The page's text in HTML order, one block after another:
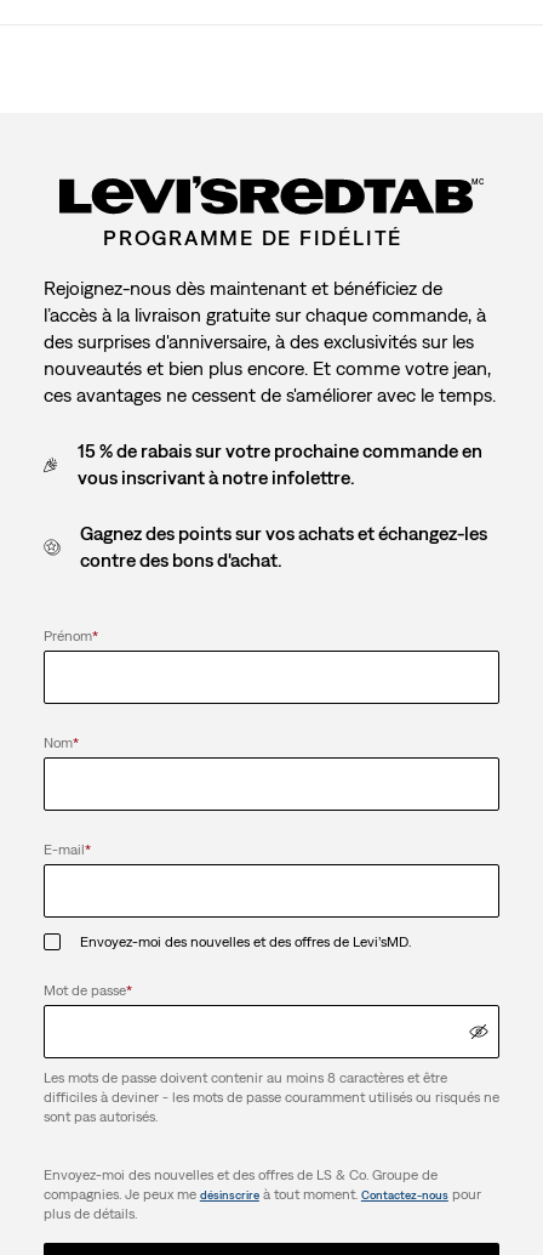
PROGRAMME DE FIDÉLITÉ
MC
Rejoignez-nous dès maintenant et bénéficiez de
l’accès à la livraison gratuite sur chaque commande, à
des surprises d'anniversaire, à des exclusivités sur les
nouveautés et bien plus encore. Et comme votre jean,
ces avantages ne cessent de s'améliorer avec le temps.
15 % de rabais sur votre prochaine commande en
vous inscrivant à notre infolettre.
Gagnez des points sur vos achats et échangez-les
contre des bons d'achat.
Prénom*
Nom*
E-mail*
Envoyez-moi des nouvelles et des offres de Levi’sMD.
Mot de passe*
Les mots de passe doivent contenir au moins 8 caractères et être
difficiles à deviner - les mots de passe couramment utilisés ou risqués ne
sont pas autorisés.
Envoyez-moi des nouvelles et des offres de LS & Co. Groupe de
compagnies. Je peux me désinscrireà tout moment. Contactez-nouspour
plus de détails.